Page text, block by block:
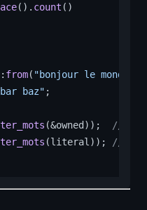
(). count ()
from( "bonjour le monde"
baz" ;
(&owned));
//
(literal));
//